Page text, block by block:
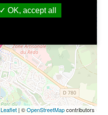
Leaflet| ©OpenStreetMapcontributors
OK, accept all